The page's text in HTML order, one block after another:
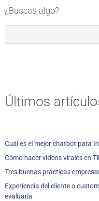
¿Buscas algo?
Últimos
Cuál es el mejor chatbot para
Cómo hacer videos virales en
Tres buenas prácticas
Experiencia del cliente o
evaluarla